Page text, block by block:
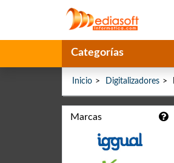
Categorías
Inicio Digitalizadores
Marcas